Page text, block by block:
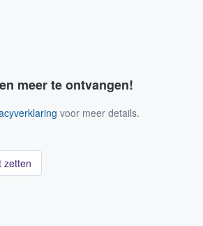
meer te ontvangen!
voor meer details.
zetten